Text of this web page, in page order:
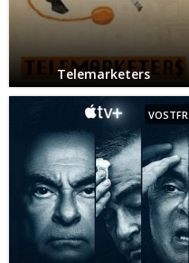
Telemarketers
VOSTFR